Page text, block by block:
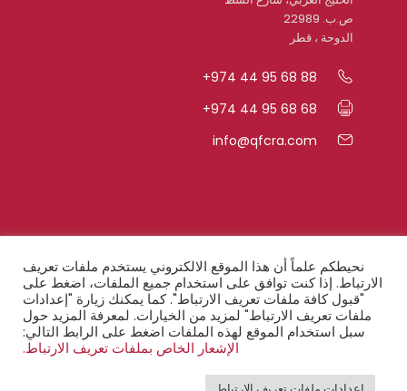
ص.ب. 22989
الدوحة ، قطر
+974 44 95 68 88
+974 44 95 68 68
info@qfcra.com
روابط سريعة
الأسئلة المتكرّرة
أحكام السريّة
نحيطكم علماً أن هذا الموقع الالكتروني يستخدم ملفات تعريف
الارتباط. إذا كنت توافق على استخدام جميع الملفات، اضغط على
"قبول كافة ملفات تعريف الارتباط". كما يمكنك زيارة "إعدادات
ملفات تعريف الارتباط" لمزيد من الخيارات. لمعرفة المزيد حول
سبل استخدام الموقع لهذه الملفات اضغط على الرابط التالي:
الإشعار الخاص بملفات تعريف الارتباط.